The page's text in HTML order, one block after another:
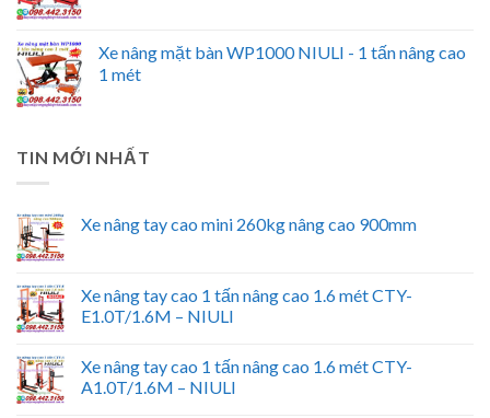
Xe nâng mặt bàn WP1000 NIULI - 1 tấn nâng cao
1 mét
TIN MỚI NHẤT
Xe nâng tay cao mini 260kg nâng cao 900mm
Xe nâng tay cao 1 tấn nâng cao 1.6 mét CTY-
E1.0T/1.6M – NIULI
Xe nâng tay cao 1 tấn nâng cao 1.6 mét CTY-
A1.0T/1.6M – NIULI